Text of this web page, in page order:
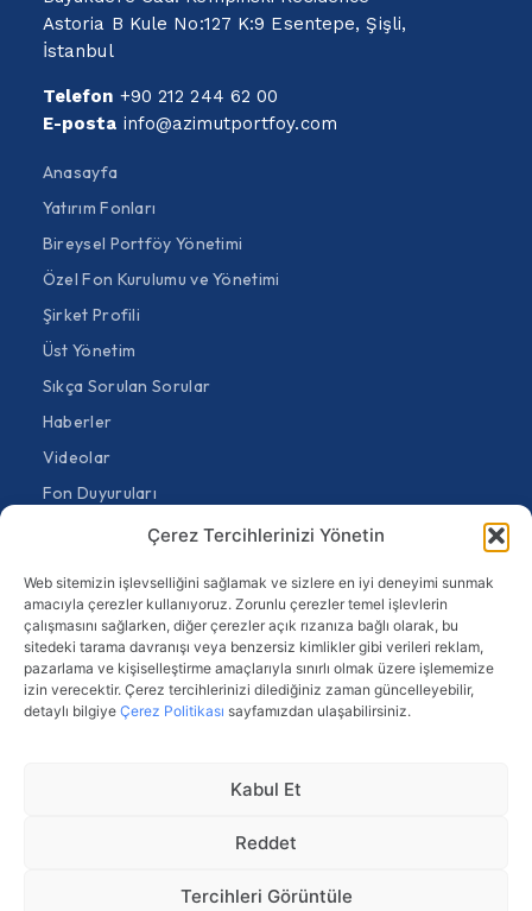
Çerez Tercihlerinizi Yönetin
Web sitemizin işlevselliğini sağlamak ve sizlere en iyi deneyimi sunmak
amacıyla çerezler kullanıyoruz. Zorunlu çerezler temel işlevlerin
çalışmasını sağlarken, diğer çerezler açık rızanıza bağlı olarak, bu
sitedeki tarama davranışı veya benzersiz kimlikler gibi verileri reklam,
pazarlama ve kişiselleştirme amaçlarıyla sınırlı olmak üzere işlememize
izin verecektir. Çerez tercihlerinizi dilediğiniz zaman güncelleyebilir,
detaylı bilgiye Çerez Politikası sayfamızdan ulaşabilirsiniz.
Kabul Et
Reddet
Tercihleri Görüntüle
Astoria B Kule No:127 K:9 Esentepe, Şişli,
İstanbul
Telefon +90 212 244 62 00
E-posta info@azimutportfoy.com
Anasayfa
Yatırım Fonları
Bireysel Portföy Yönetimi
Özel Fon Kurulumu ve Yönetimi
Şirket Profili
Üst Yönetim
Sıkça Sorulan Sorular
Haberler
Videolar
Fon Duyuruları
Genel Duyurular
Sürekli Bilgilendirme Formu
Bilgi Toplumu Hizmetleri
Kamuyu Aydınlatma Platformu (KAP)
Acil ve Beklenmedik Durum Planı